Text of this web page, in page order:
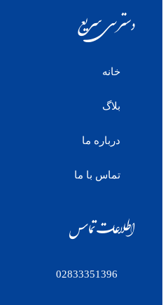
دسترسی سریع
خانه
بلاگ
درباره ما
تماس با ما
اطلاعات تماس
02833351396